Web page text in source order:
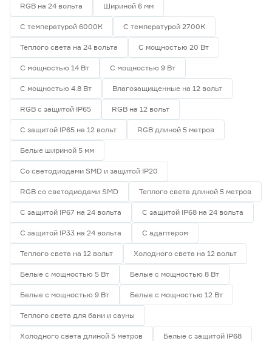
8 12 14,4
5 7
Ещё 11
Индекс цветопередачи (Ra)
58 70 80
82 90
Тип светодиода
SMD2835
SMD3535 СОВ
0
SMD5050
0
СОВ
0
Geniled
IEK
Navigator
Smartbuy
7
Ещё 2
Страна производства
Китай
RGB на 24 вольта Шириной 6 мм
С температурой 6000К С температурой 2700К
Теплого света на 24 вольта С мощностью 20 Вт
С мощностью 14 Вт С мощностью 9 Вт
С мощностью 4.8 Вт Влагозащищенные на 12 вольт
RGB с защитой IP65 RGB на 12 вольт
С защитой IP65 на 12 вольт RGB длиной 5 метров
Белые шириной 5 мм
Со светодиодами SMD и защитой IP20
RGB со светодиодами SMD Теплого света длиной 5 метров
С защитой IP67 на 24 вольта С защитой IP68 на 24 вольта
С защитой IP33 на 24 вольта С адаптером
Теплого света на 12 вольт Холодного света на 12 вольт
Белые с мощностью 5 Вт Белые с мощностью 8 Вт
Белые с мощностью 9 Вт Белые с мощностью 12 Вт
Теплого света для бани и сауны
Холодного света длиной 5 метров Белые с защитой IP68